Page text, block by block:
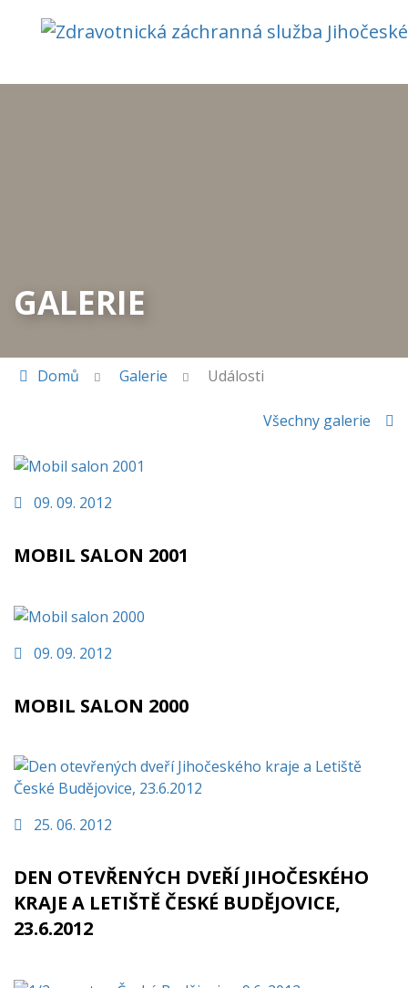
GALERIE
Domů Galerie Události
Všechny galerie
09. 09. 2012
MOBIL SALON 2001
09. 09. 2012
MOBIL SALON 2000
25. 06. 2012
DEN OTEVŘENÝCH DVEŘÍ JIHOČESKÉHO
KRAJE A LETIŠTĚ ČESKÉ BUDĚJOVICE,
23.6.2012